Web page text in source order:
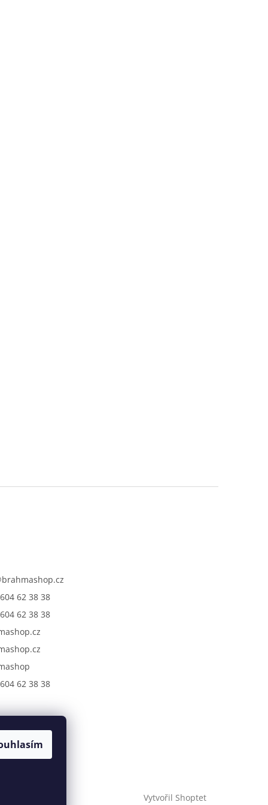
brahmashop.cz
62 38 38
62 38 38
62 38 38
Vytvořil Shoptet